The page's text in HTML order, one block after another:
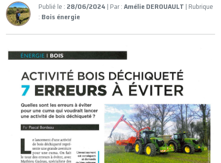
Publié le : 28/06/2024 | Par :Amélie DEROUAULT | Rubrique
: Bois énergie